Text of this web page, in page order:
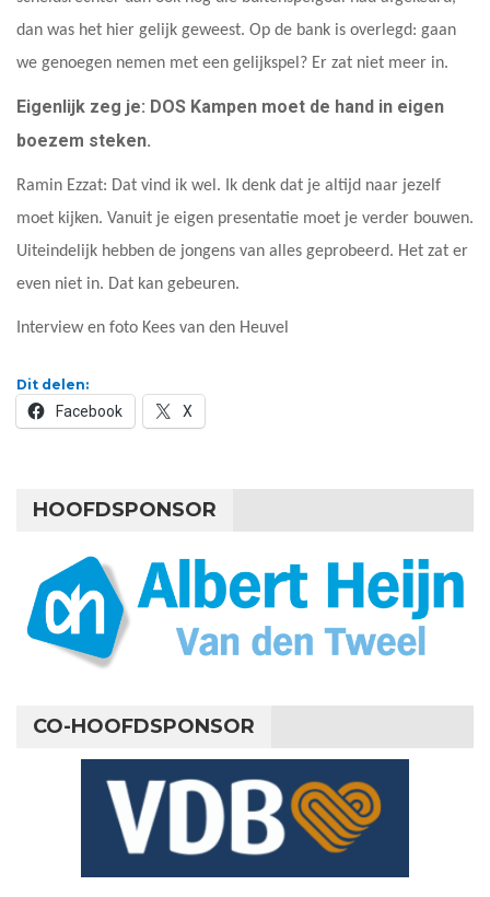
dan was het hier gelijk geweest. Op de bank is overlegd: gaan
we genoegen nemen met een gelijkspel? Er zat niet meer in.
Eigenlijk zeg je: DOS Kampen moet de hand in eigen
boezem steken.
Ramin Ezzat: Dat vind ik wel. Ik denk dat je altijd naar jezelf
moet kijken. Vanuit je eigen presentatie moet je verder bouwen.
Uiteindelijk hebben de jongens van alles geprobeerd. Het zat er
even niet in. Dat kan gebeuren.
Interview en foto Kees van den Heuvel
Dit delen:
Facebook X
HOOFDSPONSOR
CO-HOOFDSPONSOR